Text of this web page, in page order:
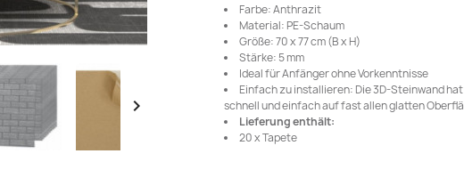

Farbe: Anthrazit
Material: PE-Schaum
Größe: 70 x 77 cm (B x H)
Stärke: 5 mm
Ideal für Anfänger ohne Vorkenntnisse
Einfach zu installieren: Die 3D-Steinwand
schnell und einfach auf fast allen glatten
Lieferung enthält:
20 x Tapete